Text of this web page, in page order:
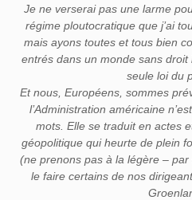
Je ne verserai pas une larme
régime ploutocratique que j’ai
mais ayons toutes et tous bien
entrés dans un monde sans
seule loi du
Et nous, Européens, sommes
l’Administration américaine
mots. Elle se traduit en actes
géopolitique qui heurte de plein
(ne prenons pas à la légère –
le faire certains de nos